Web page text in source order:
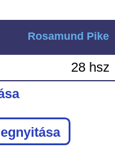
Rosamund Pike
28 hsz